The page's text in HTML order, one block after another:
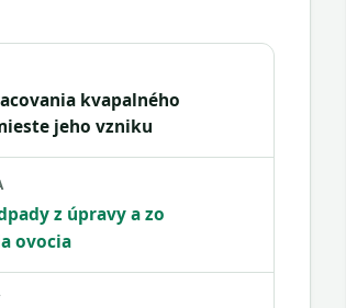
kvapalného
jeho vzniku
z úpravy a zo
ovocia